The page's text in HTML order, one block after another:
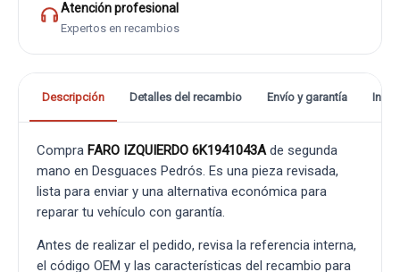
Atención profesional
Expertos en recambios
Descripción Detalles del recambio Envío y garantía
Compra FARO IZQUIERDO 6K1941043Ade segunda
mano en Desguaces Pedrós. Es una pieza revisada,
lista para enviar y una alternativa económica para
reparar tu vehículo con garantía.
Antes de realizar el pedido, revisa la referencia interna,
el código OEM y las características del recambio para